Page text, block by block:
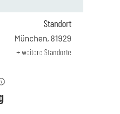
Standort
München, 81929
+ weitere Standorte